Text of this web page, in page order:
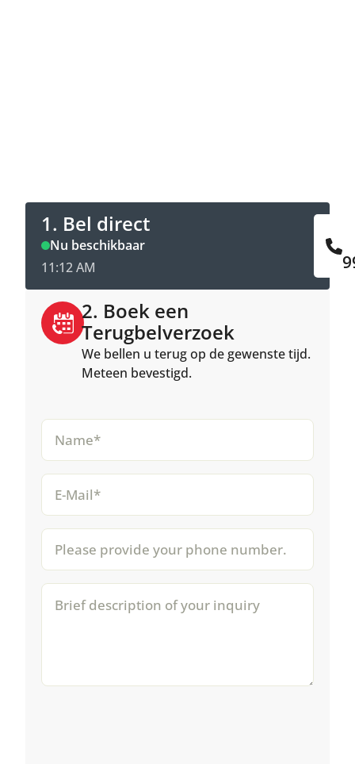
1. Bel direct
Nu beschikbaar
11:12 AM
2. Boek een
Terugbelverzoek
We bellen u terug op de gewenste tijd.
Meteen bevestigd.